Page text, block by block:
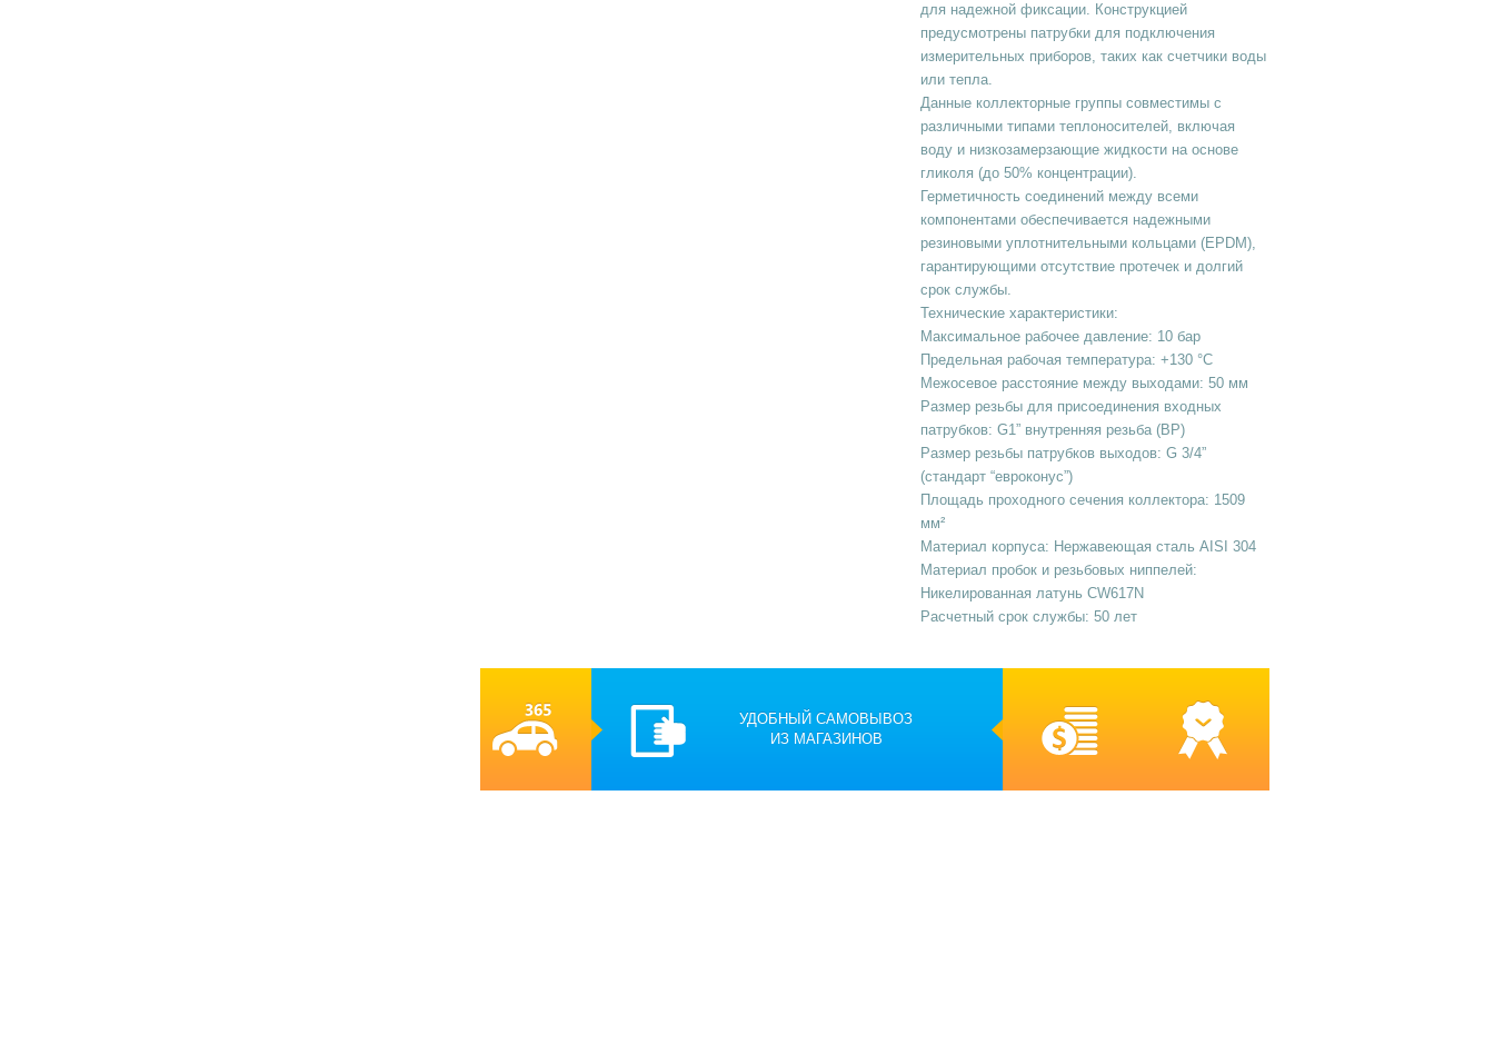
для надежной фиксации. Конструкцией
предусмотрены патрубки для подключения
измерительных приборов, таких как счетчики воды
или тепла.
Данные коллекторные группы совместимы с
различными типами теплоносителей, включая
воду и низкозамерзающие жидкости на основе
гликоля (до 50% концентрации).
Герметичность соединений между всеми
компонентами обеспечивается надежными
резиновыми уплотнительными кольцами (EPDM),
гарантирующими отсутствие протечек и долгий
срок службы.
Технические характеристики:
Максимальное рабочее давление: 10 бар
Предельная рабочая температура: +130 °C
Межосевое расстояние между выходами: 50 мм
Размер резьбы для присоединения входных
патрубков: G1” внутренняя резьба (ВР)
Размер резьбы патрубков выходов: G 3/4”
(стандарт “евроконус”)
Площадь проходного сечения коллектора: 1509
мм²
Материал корпуса: Нержавеющая сталь AISI 304
Материал пробок и резьбовых ниппелей:
Никелированная латунь CW617N
Расчетный срок службы: 50 лет
УДОБНЫЙ САМОВЫВОЗ
ИЗ МАГАЗИНОВ